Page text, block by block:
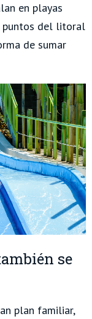
en playas
puntos del litoral
de sumar
se
plan familiar,